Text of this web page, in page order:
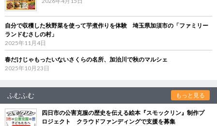
自分で収穫した秋野菜を使って芋煮作りを体験 埼玉県加須市の「ファミリー
ランドむさしの村」
2025年11月4日
春だけじゃもったいないさくらの名所、加治川で秋のマルシェ
2025年10月23日
ふむふむ もっと見る
四日市の公害克服の歴史を伝える絵本『スモックリン』制作プ
ロジェクト クラウドファンディングで支援を募集